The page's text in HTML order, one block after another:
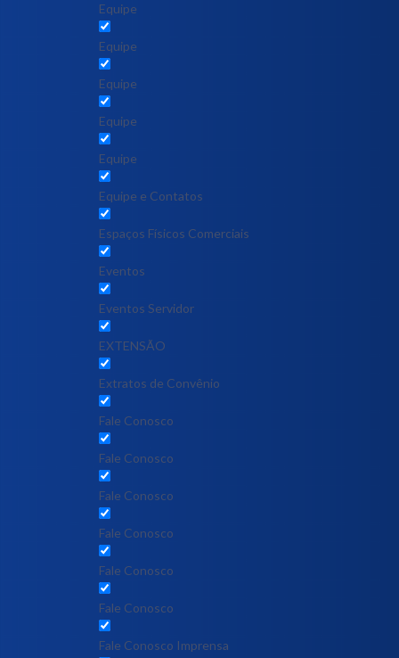
Equipe
Equipe
Equipe
Equipe
Equipe
Equipe e Contatos
Espaços Físicos Comerciais
Eventos
Eventos Servidor
EXTENSÃO
Extratos de Convênio
Fale Conosco
Fale Conosco
Fale Conosco
Fale Conosco
Fale Conosco
Fale Conosco
Fale Conosco Imprensa